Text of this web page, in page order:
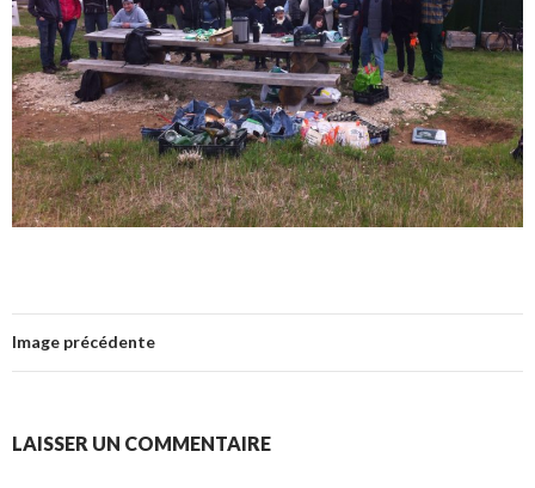
Image précédente
LAISSER UN COMMENTAIRE